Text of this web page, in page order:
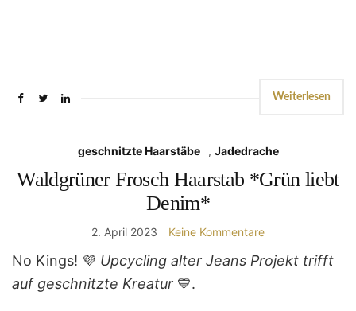
Weiterlesen
geschnitzte Haarstäbe , Jadedrache
Waldgrüner Frosch Haarstab *Grün liebt
Denim*
2. April 2023 Keine Kommentare
No Kings! 💜 Upcycling alter Jeans Projekt trifft
auf geschnitzte Kreatur 💙.